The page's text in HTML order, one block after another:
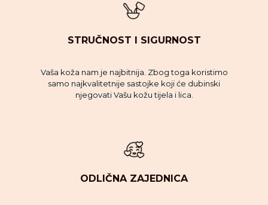
STRUČNOST I SIGURNOST
Vaša koža nam je najbitnija. Zbog toga koristimo
samo najkvalitetnije sastojke koji će dubinski
njegovati Vašu kožu tijela i lica.
ODLIČNA ZAJEDNICA